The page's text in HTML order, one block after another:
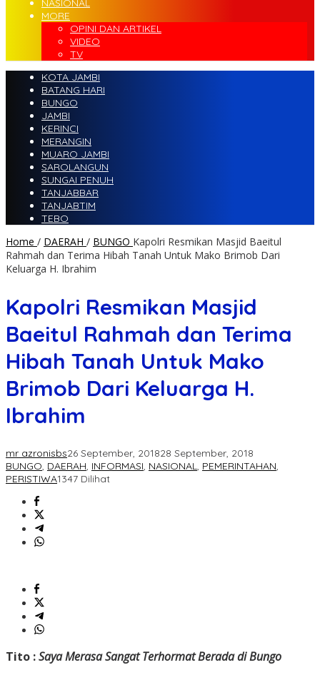
NASIONAL
MORE
OPINI DAN ARTIKEL
VIDEO
TV
KOTA JAMBI
BATANG HARI
BUNGO
JAMBI
KERINCI
MERANGIN
MUARO JAMBI
SAROLANGUN
SUNGAI PENUH
TANJABBAR
TANJABTIM
TEBO
Home / DAERAH / BUNGO Kapolri Resmikan Masjid Baeitul
Rahmah dan Terima Hibah Tanah Untuk Mako Brimob Dari
Keluarga H. Ibrahim
Kapolri Resmikan Masjid
Baeitul Rahmah dan Terima
Hibah Tanah Untuk Mako
Brimob Dari Keluarga H.
Ibrahim
mr azronisbs26 September, 201828 September, 2018
BUNGO, DAERAH, INFORMASI, NASIONAL, PEMERINTAHAN,
PERISTIWA1347 Dilihat
Tito :Saya Merasa Sangat Terhormat Berada di Bungo